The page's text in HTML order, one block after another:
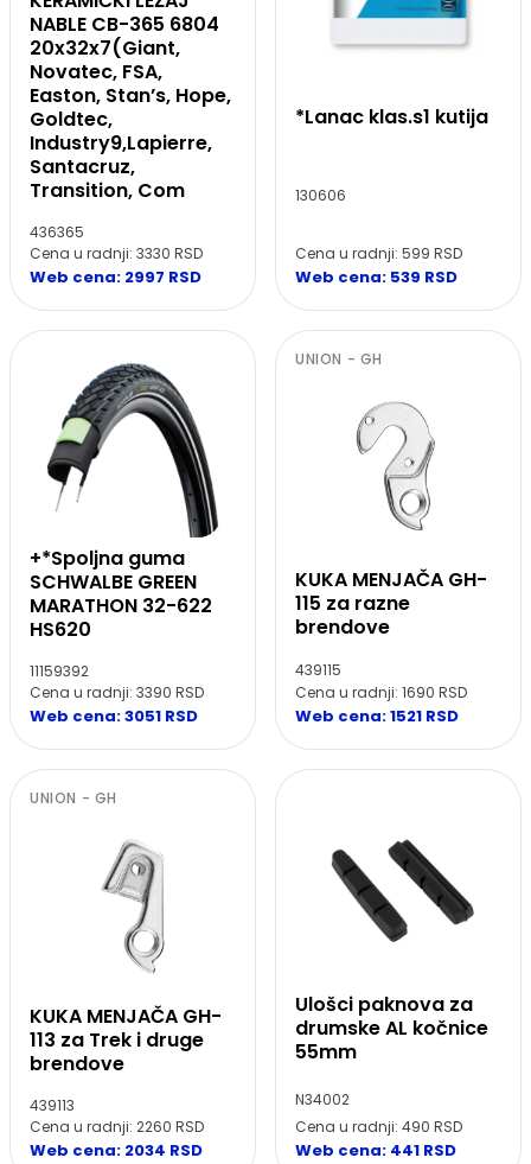
NABLE CB-365 6804
20x32x7(Giant,
Novatec, FSA,
Easton, Stan’s, Hope,
Goldtec,
Industry9,Lapierre,
Santacruz,
Transition, Com
436365
Cena u radnji: 3330 RSD
Web cena: 2997 RSD
*Lanac klas.s1 kutija
130606
Cena u radnji: 599 RSD
Web cena: 539 RSD
+*Spoljna guma
SCHWALBE GREEN
MARATHON 32-622
HS620
11159392
Cena u radnji: 3390 RSD
Web cena: 3051 RSD
UNION - GH
KUKA MENJAČA GH-
115 za razne
brendove
439115
Cena u radnji: 1690 RSD
Web cena: 1521 RSD
UNION - GH
KUKA MENJAČA GH-
113 za Trek i druge
brendove
439113
Cena u radnji: 2260 RSD
Web cena: 2034 RSD
Ulošci paknova za
drumske AL kočnice
55mm
N34002
Cena u radnji: 490 RSD
Web cena: 441 RSD